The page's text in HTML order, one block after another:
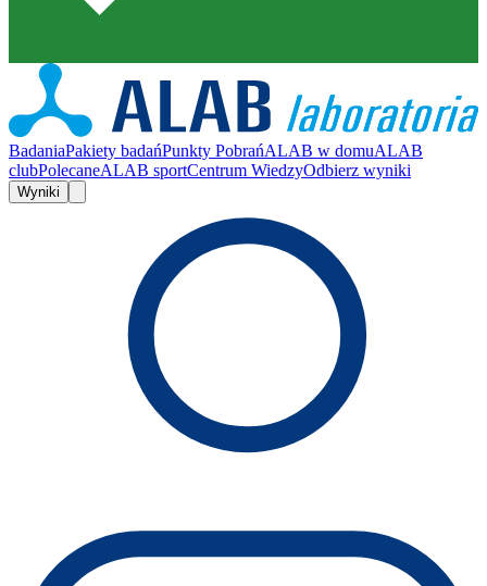
BadaniaPakiety badańPunkty PobrańALAB w domuALAB
clubPolecaneALAB sportCentrum WiedzyOdbierz wyniki
Wyniki